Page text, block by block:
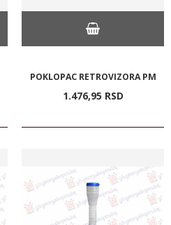
POKLOPAC RETROVIZORA PM
1.476,95 RSD